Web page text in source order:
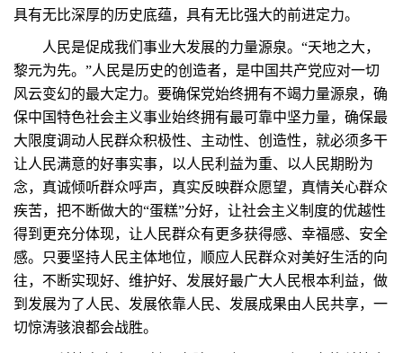
具有无比深厚的历史底蕴，具有无比强大的前进定力。
人民是促成我们事业大发展的力量源泉。“天地之大，
黎元为先。”人民是历史的创造者，是中国共产党应对一切
风云变幻的最大定力。要确保党始终拥有不竭力量源泉，确
保中国特色社会主义事业始终拥有最可靠中坚力量，确保最
大限度调动人民群众积极性、主动性、创造性，就必须多干
让人民满意的好事实事，以人民利益为重、以人民期盼为
念，真诚倾听群众呼声，真实反映群众愿望，真情关心群众
疾苦，把不断做大的“蛋糕”分好，让社会主义制度的优越性
得到更充分体现，让人民群众有更多获得感、幸福感、安全
感。只要坚持人民主体地位，顺应人民群众对美好生活的向
往，不断实现好、维护好、发展好最广大人民根本利益，做
到发展为了人民、发展依靠人民、发展成果由人民共享，一
切惊涛骇浪都会战胜。